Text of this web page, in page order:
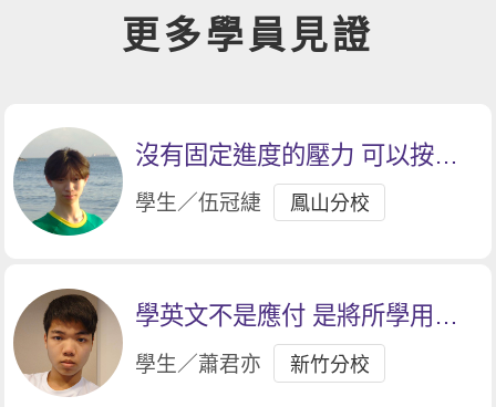
更多學員見證
沒有固定進度的壓力 可以按照
自己的步調學習
學生／伍冠緁 鳳山分校
學英文不是應付 是將所學用在
生活中
學生／蕭君亦 新竹分校